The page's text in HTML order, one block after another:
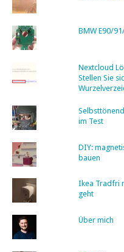
BMW E90/
Nextcloud
Stellen Sie
im Test
DIY:
bauen
Ikea Tradfri
geht
Über mich